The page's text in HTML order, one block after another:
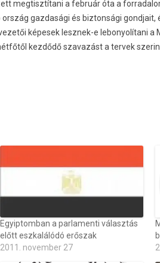
megtisztítani a február óta a
gazdasági és biztonsági
képesek lesznek-e lebonyolítani
kezdődő szavazást a tervek
Egyiptomban a parlamenti választás
előtt eszkalálódó erőszak
2011. november 27